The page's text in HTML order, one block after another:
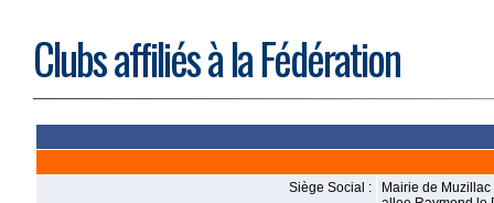
Clubs affiliés à la Fédération
Siège Social :
Mairie de Muzillac